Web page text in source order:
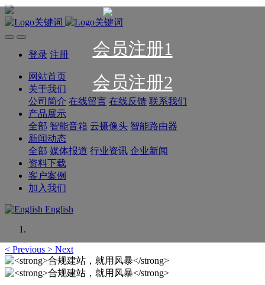
会员注册1
会员注册2
登录 注册
网站首页
关于我们
公司简介 在线留言 在线反馈 联系我们
产品展示
全部 智能音箱 云摄像头 智能路由器
新闻动态
全部 媒体报道 行业资讯 企业新闻
资料下载
客户案例
加入我们
English
< Previous > Next